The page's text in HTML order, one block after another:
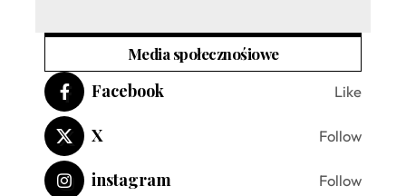
Media społecznośiowe
Facebook Like
X Follow
instagram Follow